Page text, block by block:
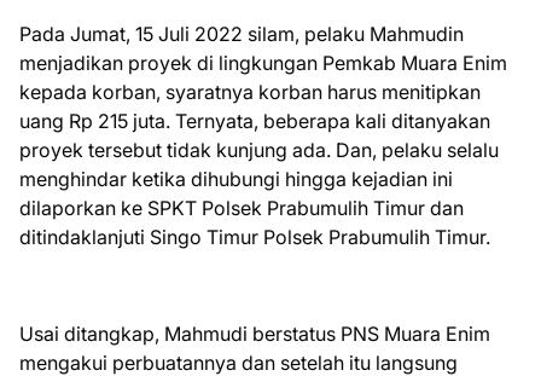
Pada Jumat, 15 Juli 2022 silam, pelaku Mahmudin
menjadikan proyek di lingkungan Pemkab Muara Enim
kepada korban, syaratnya korban harus menitipkan
uang Rp 215 juta. Ternyata, beberapa kali ditanyakan
proyek tersebut tidak kunjung ada. Dan, pelaku selalu
menghindar ketika dihubungi hingga kejadian ini
dilaporkan ke SPKT Polsek Prabumulih Timur dan
ditindaklanjuti Singo Timur Polsek Prabumulih Timur.
Usai ditangkap, Mahmudi berstatus PNS Muara Enim
mengakui perbuatannya dan setelah itu langsung